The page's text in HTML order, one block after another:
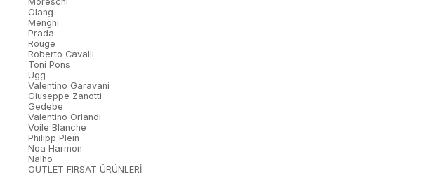
Olang
Menghi
Prada
Rouge
Roberto Cavalli
Toni Pons
Ugg
Valentino Garavani
Giuseppe Zanotti
Gedebe
Valentino Orlandi
Voile Blanche
Philipp Plein
Noa Harmon
Nalho
OUTLET FIRSAT ÜRÜNLERİ